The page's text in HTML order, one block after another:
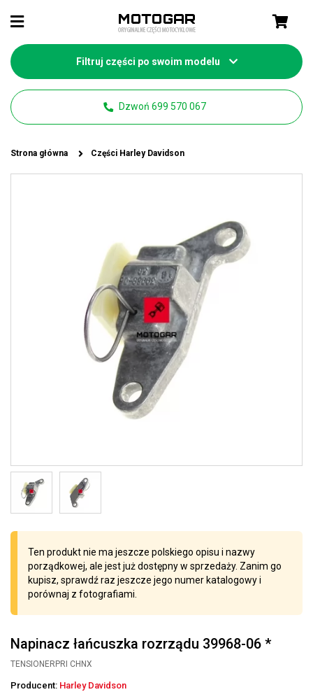
Filtruj części po swoim modelu
Dzwoń 699 570 067
Strona główna Części Harley Davidson
Ten produkt nie ma jeszcze polskiego opisu i nazwy
porządkowej, ale jest już dostępny w sprzedaży. Zanim go
kupisz, sprawdź raz jeszcze jego numer katalogowy i
porównaj z fotografiami.
Napinacz łańcuszka rozrządu 39968-06 *
TENSIONERPRI CHNX
Producent: Harley Davidson